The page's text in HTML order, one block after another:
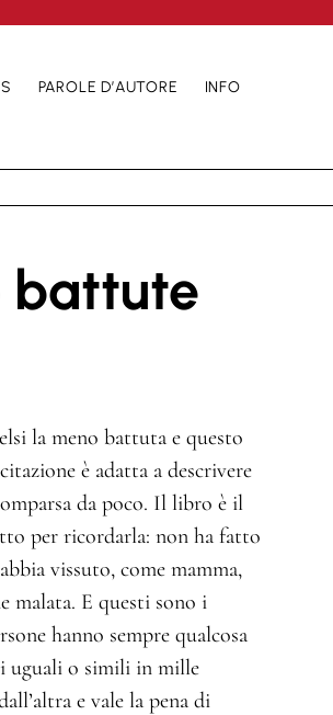
PAROLE D’AUTORE INFO
battute
la meno battuta e questo
è adatta a descrivere
da poco. Il libro è il
per ricordarla: non ha fatto
vissuto, come mamma,
malata. E questi sono i
hanno sempre qualcosa
uguali o simili in mille
e vale la pena di